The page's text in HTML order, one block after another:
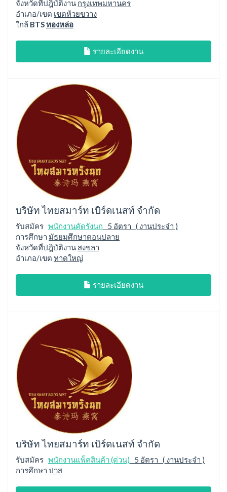
จังหวัดที่ปฎิบัติงาน กรุงเทพมหานคร
อำเภอ/เขต เขตห้วยขวาง
ใกล้ BTSทองหล่อ
รายละเอียดงาน
บริษัท ไทยสมาร์ท เบิร์ดเนสท์ จำกัด
รับสมัคร พนักงานคัดรังนก 5 อัตรา ( งานประจำ )
การศึกษา มัธยมศึกษาตอนปลาย
จังหวัดที่ปฎิบัติงาน สงขลา
อำเภอ/เขต หาดใหญ่
รายละเอียดงาน
บริษัท ไทยสมาร์ท เบิร์ดเนสท์ จำกัด
รับสมัคร พนักงานแพ็คสินค้า (ด่วน) 5 อัตรา ( งานประจำ )
การศึกษา ปวส